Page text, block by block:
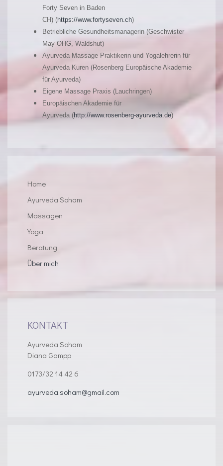
Forty Seven in Baden
CH) (https://www.fortyseven.ch)
Betriebliche Gesundheitsmanagerin (Geschwister
May OHG, Waldshut)
Ayurveda Massage Praktikerin und Yogalehrerin für
Ayurveda Kuren (Rosenberg Europäische Akademie
für Ayurveda)
Eigene Massage Praxis (Lauchringen)
Europäischen Akademie für
Ayurveda (http://www.rosenberg-ayurveda.de)
Home
Ayurveda Soham
Massagen
Yoga
Beratung
Über mich
KONTAKT
Ayurveda Soham
Diana Gampp
0173/32 14 42 6
ayurveda.soham@gmail.com